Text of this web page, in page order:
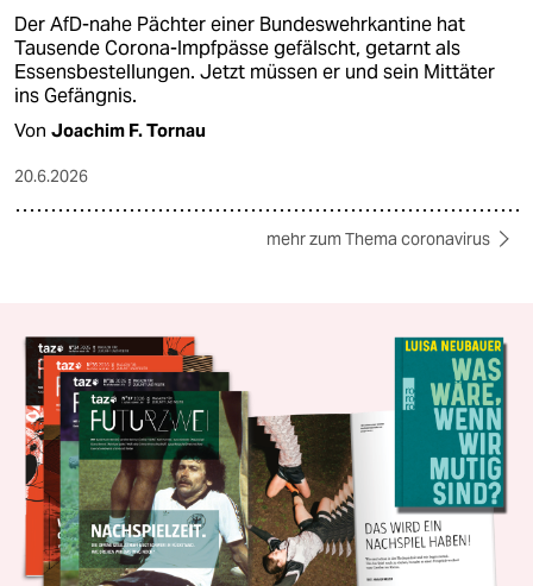
Der AfD-nahe Pächter einer Bundeswehrkantine hat
Tausende Corona-Impfpässe gefälscht, getarnt als
Essensbestellungen. Jetzt müssen er und sein Mittäter
ins Gefängnis.
Von Joachim F. Tornau
20.6.2026
mehr zum Thema coronavirus